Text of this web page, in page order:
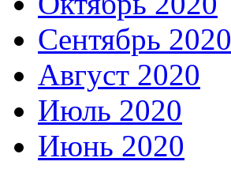
Сентябрь 2020
Август 2020
Июль 2020
Июнь 2020